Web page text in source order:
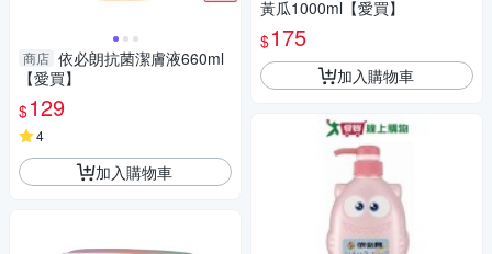
商店 依必朗抗菌潔膚液660ml
【愛買】
$129
4
加入購物車
黃瓜1000ml【愛買】
$175
加入購物車